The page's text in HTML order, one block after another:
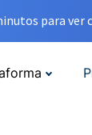
para